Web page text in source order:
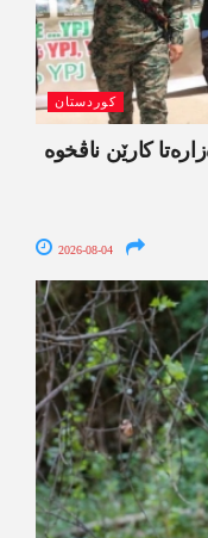
کوردستان
کارێن ناڤخوە
2026-08-04